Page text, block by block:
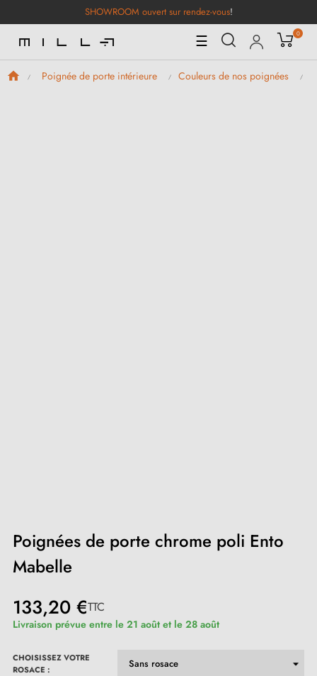
SHOWROOM ouvert sur rendez-vous!
Basculer
la
navigation
☰ 0
Poignée de porte intérieure Couleurs de nos poignées
Poignées de porte chrome poli Ento
Mabelle
133,20 €TTC
Livraison prévue entre le 21 août et le 28 août
CHOISISSEZ VOTRE
ROSACE :